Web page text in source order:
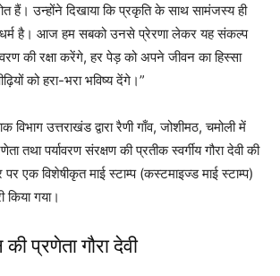
हैं। उन्होंने दिखाया कि प्रकृति के साथ सामंजस्य ही
धर्म है। आज हम सबको उनसे प्रेरणा लेकर यह संकल्प
की रक्षा करेंगे, हर पेड़ को अपने जीवन का हिस्सा
को हरा-भरा भविष्य देंगे।”
विभाग उत्तराखंड द्वारा रैणी गाँव, जोशीमठ, चमोली में
तथा पर्यावरण संरक्षण की प्रतीक स्वर्गीय गौरा देवी की
एक विशेषीकृत माई स्टाम्प (कस्टमाइज्ड माई स्टाम्प)
किया गया।
प्रणेता गौरा देवी